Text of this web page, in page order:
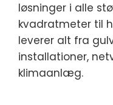
løsninger i alle
kvadratmeter til
leverer alt fra
installationer,
klimaanlæg.